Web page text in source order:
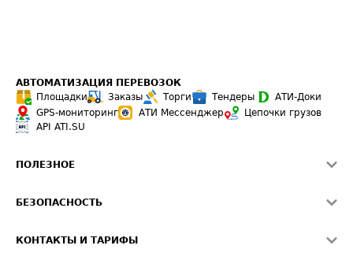
АВТОМАТИЗАЦИЯ ПЕРЕВОЗОК
Площадки
Заказы Торги Тендеры
АТИ-Доки
GPS-мониторинг
АТИ Мессенджер
Цепочки грузов
API ATI.SU
ПОЛЕЗНОЕ
Звезды ATI.SU на вашем сайте
БЕЗОПАСНОСТЬ
КОНТАКТЫ И ТАРИФЫ